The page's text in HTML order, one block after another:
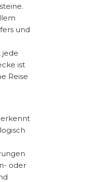
und
jede
ist
Reise
erkennt
oder